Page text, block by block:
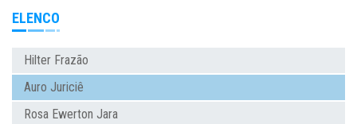
ELENCO
Hilter Frazão
Auro Juriciê
Rosa Ewerton Jara